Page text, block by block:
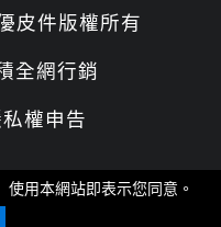
皮件版權所有
全網行銷
私權申告
用本網站即表示您同意。